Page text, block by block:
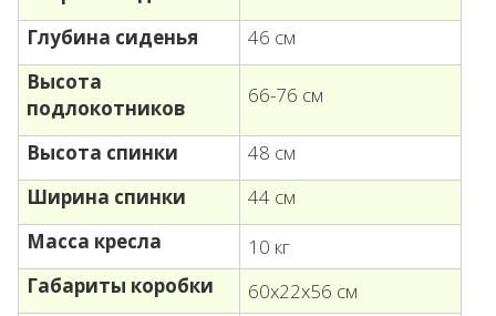
Глубина сиденья
46 см
Высота
подлокотников
66-76 см
Высота спинки
48 см
Ширина спинки
44 см
Масса кресла
10 кг
Габариты коробки
60х22х56 см